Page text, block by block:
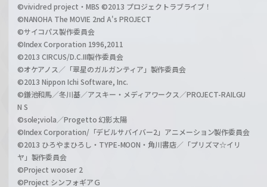
©vividred project・MBS ©2013 プロジェクトラブライブ！
©NANOHA The MOVIE 2nd A's PROJECT
©サイコパス製作委員会
©Index Corporation 1996,2011
©2013 CIRCUS/D.C.III製作委員会
©オケアノス／「翠星のガルガンティア」製作委員会
©2013 Nippon Ichi Software, Inc.
©鎌池和馬／冬川基／アスキー・メディアワークス／PROJECT-RAILGU
N S
©sole;viola／Progetto 幻影太陽
©Index Corporation/「デビルサバイバー2」アニメーション製作委員会
©2013 ひろやまひろし・TYPE-MOON・角川書店／「プリズマ☆イリ
ヤ」製作委員会
©Project wooser 2
©Project シンフォギアＧ